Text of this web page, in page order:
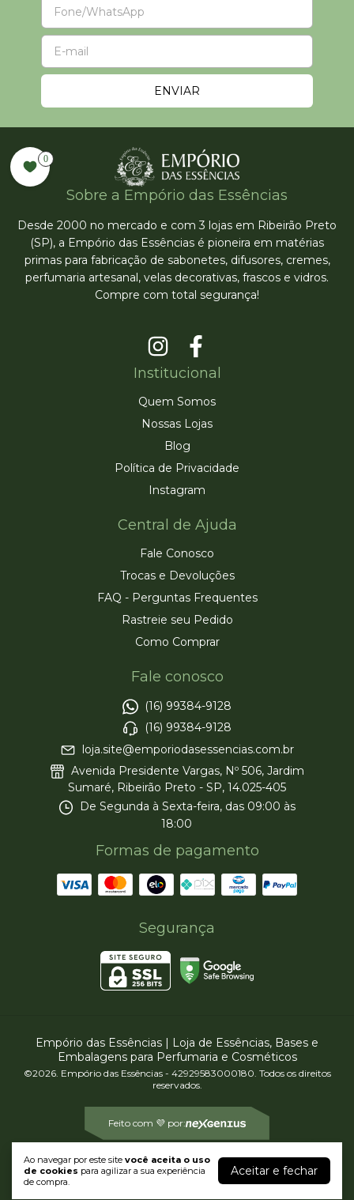
Ao navegar por este site você aceita o uso
de cookies para agilizar a sua experiência
de compra.
Aceitar e fechar
Sobre a Empório das Essências
Desde 2000 no mercado e com 3 lojas em Ribeirão Preto
(SP), a Empório das Essências é pioneira em matérias
primas para fabricação de sabonetes, difusores, cremes,
perfumaria artesanal, velas decorativas, frascos e vidros.
Compre com total segurança!
Institucional
Quem Somos
Nossas Lojas
Blog
Política de Privacidade
Instagram
Central de Ajuda
Fale Conosco
Trocas e Devoluções
FAQ - Perguntas Frequentes
Rastreie seu Pedido
Como Comprar
Fale conosco
(16) 99384-9128
(16) 99384-9128
loja.site@emporiodasessencias.com.br
Avenida Presidente Vargas, Nº 506, Jardim
Sumaré, Ribeirão Preto - SP, 14.025-405
De Segunda à Sexta-feira, das 09:00 às
18:00
Formas de pagamento
Segurança
Empório das Essências | Loja de Essências, Bases e
Embalagens para Perfumaria e Cosméticos
©2026. Empório das Essências - 42929583000180. Todos os direitos
reservados.
Feito com 💜 por:
0